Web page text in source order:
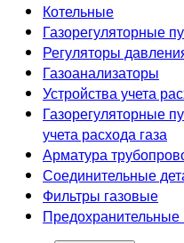
Котельные
Газорегуляторные
Регуляторы
Газоанализаторы
Устройства учета
Газорегуляторные
учета расхода газа
Арматура
Соединительные
Фильтры газовые
Предохранительные